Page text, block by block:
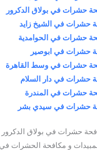
حشرات في بولاق الدكرور
حشرات في الشيخ زايد
حشرات في الحوامدية
حشرات في ابوصير
حشرات في وسط القاهرة
حشرات في دار السلام
حشرات في المندرة
حشرات في سيدي بشر
حشرات في بولاق
و مكافحة الحشرات في